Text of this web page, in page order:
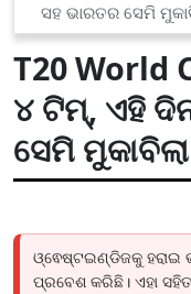
ସହ ଭାରତର ସେମି
T20 World
୪ ଟିମ୍, ଏହି
ସେମି ମୁକାବିଲା
ଓ୍ଵେଷ୍ଟଇଣ୍ଡିଜକୁ ହରାଇ
ପ୍ରବେଶ କରିଛି। ଏହା